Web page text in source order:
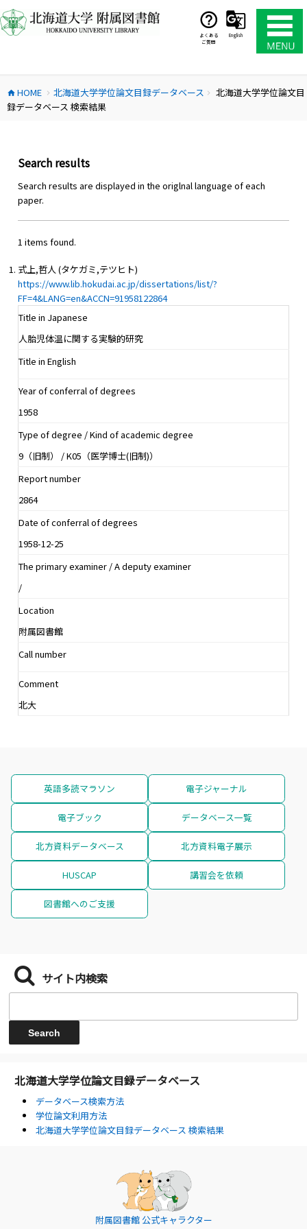
ン
テ
ス
キ
よくある
ご質問
English
home HOME chevron_right 北海道大学学位論文目録データベース chevron_right
北海道大学学位論文目
録データベース 検索結果
Search results
Search results are displayed in the origlnal language of each
paper.
1 items found.
式上,哲人 (タケガミ,テツヒト)
https://www.lib.hokudai.ac.jp/dissertations/list/?
FF=4&LANG=en&ACCN=91958122864
Title in Japanese
人胎児体温に関する実験的研究
Title in English
Year of conferral of degrees
1958
Type of degree / Kind of academic degree
9（旧制） / K05（医学博士(旧制)）
Report number
2864
Date of conferral of degrees
1958-12-25
The primary examiner / A deputy examiner
/
Location
附属図書館
Call number
Comment
北大
英語多読マラソン 電子ジャーナル
電子ブック データベース一覧
北方資料データベース 北方資料電子展示
HUSCAP 講習会を依頼
図書館へのご支援
サイト内検索
北海道大学学位論文目録データベース
データベース検索方法
学位論文利用方法
北海道大学学位論文目録データベース 検索結果
附属図書館 公式キャラクター